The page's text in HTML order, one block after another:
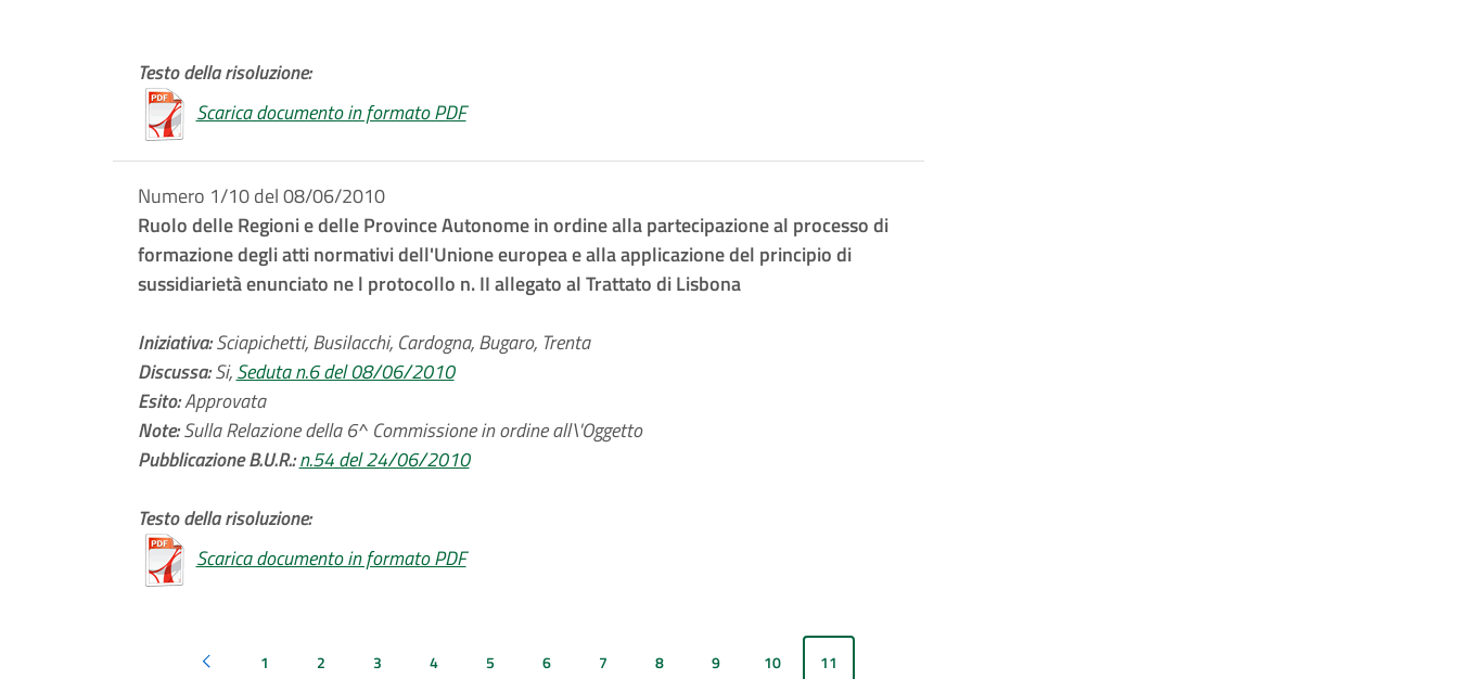
Testo della risoluzione:
Scarica documento in formato PDF
Numero 1/10 del 08/06/2010
Ruolo delle Regioni e delle Province Autonome in ordine alla partecipazione al processo di
formazione degli atti normativi dell'Unione europea e alla applicazione del principio di
sussidiarietà enunciato ne l protocollo n. II allegato al Trattato di Lisbona
Iniziativa:Sciapichetti, Busilacchi, Cardogna, Bugaro, Trenta
Discussa:Si,Seduta n.6 del 08/06/2010
Esito:Approvata
Note:Sulla Relazione della 6^ Commissione in ordine all\'Oggetto
Pubblicazione B.U.R.: n.54 del 24/06/2010
Testo della risoluzione:
Scarica documento in formato PDF
Pagina precedente
1 2 3 4 5 6 7 8 9 10 11